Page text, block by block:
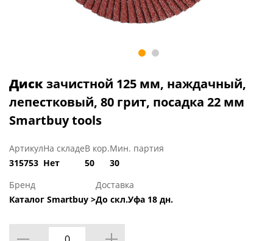
Дискзачистной 125 мм, наждачный,
лепестковый, 80 грит, посадка 22 мм
Smartbuy tools
Артикул
315753
На складе
Нет
В кор.
50
Мин. партия
30
Бренд
Каталог Smartbuy >
Доставка
До скл.Уфа 18 дн.